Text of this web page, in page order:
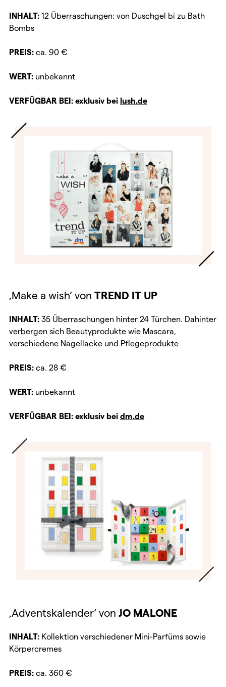
INHALT: 12 Überraschungen: von Duschgel bi zu Bath
Bombs
PREIS: ca. 90 €
WERT: unbekannt
VERFÜGBAR BEI: exklusiv bei lush.de
‚Make a wish‘ von TREND IT UP
INHALT: 35 Überraschungen hinter 24 Türchen. Dahinter
verbergen sich Beautyprodukte wie Mascara,
verschiedene Nagellacke und Pflegeprodukte
PREIS: ca. 28 €
WERT: unbekannt
VERFÜGBAR BEI: exklusiv bei dm.de
‚Adventskalender‘ von JO MALONE
INHALT: Kollektion verschiedener Mini-Parfüms sowie
Körpercremes
PREIS: ca. 360 €